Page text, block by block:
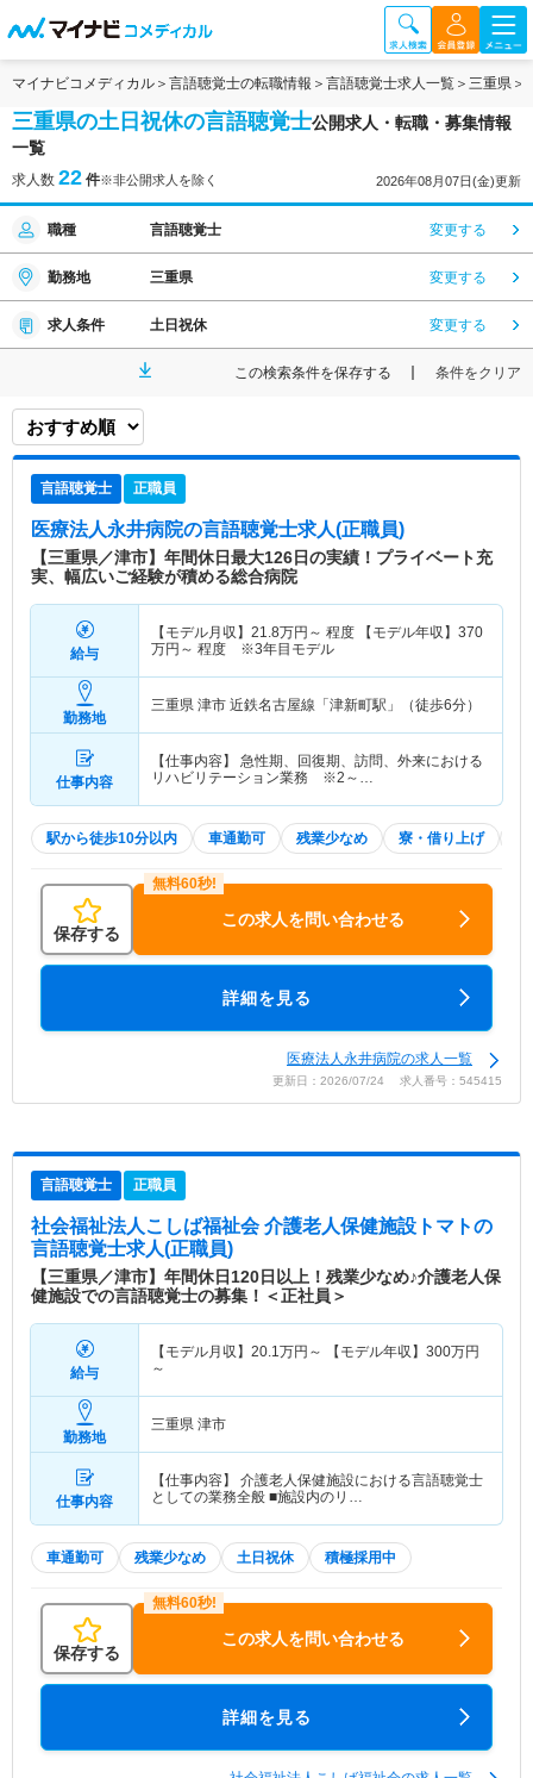
マイナビコメディカル 言語聴覚士の転職情報 言語聴覚士求人一覧 三重県
三重県の土日祝休の言語聴覚士公開求人・転職・募集情報
一覧
求人数 22 件※非公開求人を除く 2026年08月07日(金)更新
職種 言語聴覚士 変更する
勤務地 三重県 変更する
求人条件 土日祝休 変更する
この検索条件を保存する 条件をクリア
言語聴覚士 正職員
医療法人永井病院の言語聴覚士求人(正職員)
【三重県／津市】年間休日最大126日の実績！プライベート充
実、幅広いご経験が積める総合病院
給与
【モデル月収】 21.8万円～ 程度 【モデル年収】 370
万円～ 程度 ※3年目モデル
勤務地
三重県 津市 近鉄名古屋線「津新町駅」（徒歩6分）
仕事内容
【仕事内容】 急性期、回復期、訪問、外来における
リハビリテーション業務 ※2～…
駅から徒歩10分以内 車通勤可 残業少なめ 寮・借り上げ
保存する
この求人を問い合わせる
詳細を見る
医療法人永井病院の求人一覧
更新日：2026/07/24 求人番号：545415
言語聴覚士 正職員
社会福祉法人こしば福祉会 介護老人保健施設トマトの
言語聴覚士求人(正職員)
【三重県／津市】年間休日120日以上！残業少なめ♪介護老人保
健施設での言語聴覚士の募集！＜正社員＞
給与
【モデル月収】 20.1万円～ 【モデル年収】 300万円
～
勤務地
三重県 津市
仕事内容
【仕事内容】 介護老人保健施設における言語聴覚士
としての業務全般 ■施設内のリ…
車通勤可 残業少なめ 土日祝休 積極採用中
保存する
この求人を問い合わせる
詳細を見る